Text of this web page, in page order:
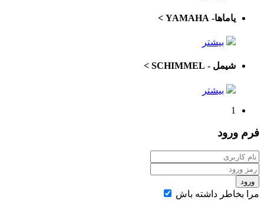
یاماها- YAMAHA >
بیشتر
شیمل - SCHIMMEL >
بیشتر
1
فرم ورود
ورود
مرا بخاطر داشته باش